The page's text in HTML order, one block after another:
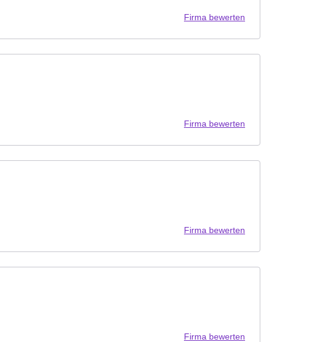
Firma bewerten
Firma bewerten
Firma bewerten
Firma bewerten